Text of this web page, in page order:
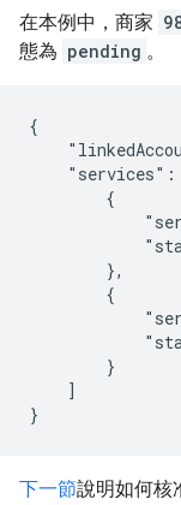
在本例中，商家
態為 pending 。
{
"services":
        {
        },
        {
        }
    ]
下一節說明如何核